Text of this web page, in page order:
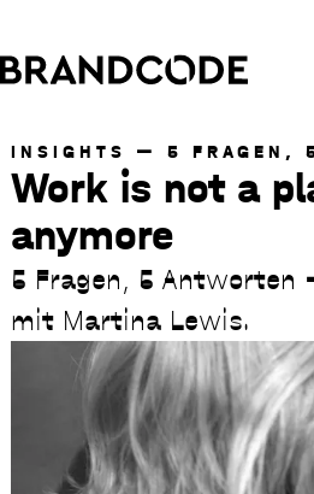
INSIGHTS 5 FRAGEN,
Work is not a
anymore
5 Fragen, 5 Antworten
mit Martina Lewis.